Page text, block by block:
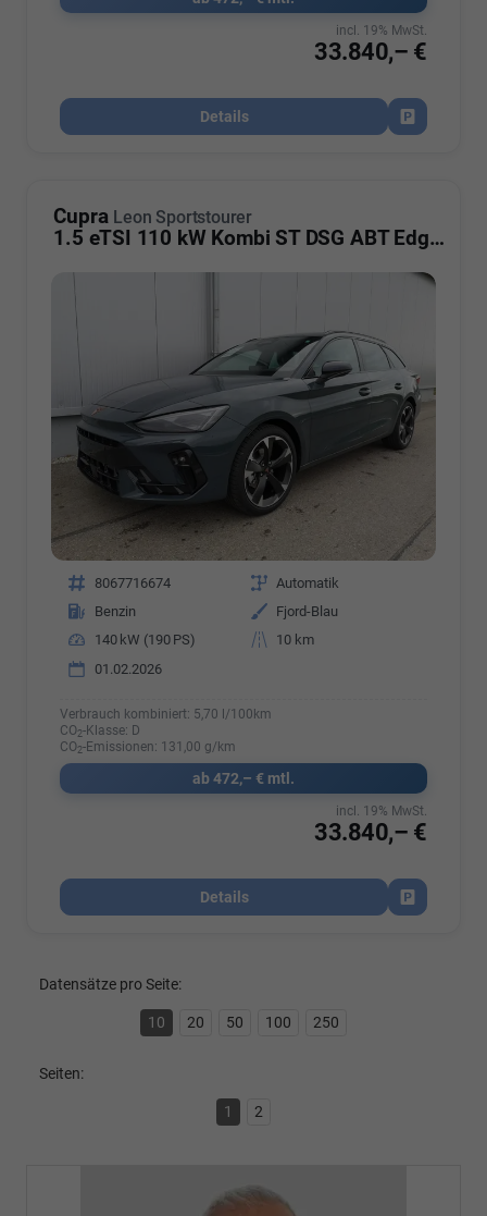
33.840,– €
incl. 19% MwSt.
Details
Fahrzeug
Cupra Leon Sportstourer
1.5 eTSI 110 kW Kombi ST DSG ABT Edge AHK ACC LED
Fahrzeugnr. 8067716674 Getriebe Automatik
Kraftstoff
Benzin Außenfarbe
Fjord-Blau
Leistung
140 kW (190 PS) Kilometerstand
10 km
01.02.2026
Verbrauch kombiniert: 5,70 l/100km
CO2-Klasse: D
CO2-Emissionen: 131,00 g/km
ab 472,– € mtl.
33.840,– €
incl. 19% MwSt.
Details
Fahrzeug
Datensätze pro Seite:
10 20 50 100 250
Seiten:
1 2